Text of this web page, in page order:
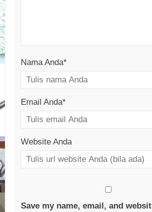
Nama Anda*
Email Anda*
Website Anda
Save my name, email, and